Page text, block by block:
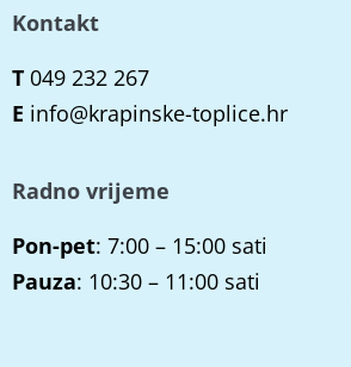
Kontakt
T 049 232 267
E info@krapinske-toplice.hr
Radno vrijeme
Pon-pet: 7:00 – 15:00 sati
Pauza: 10:30 – 11:00 sati